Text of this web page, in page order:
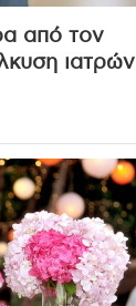
από τον
ιατρών